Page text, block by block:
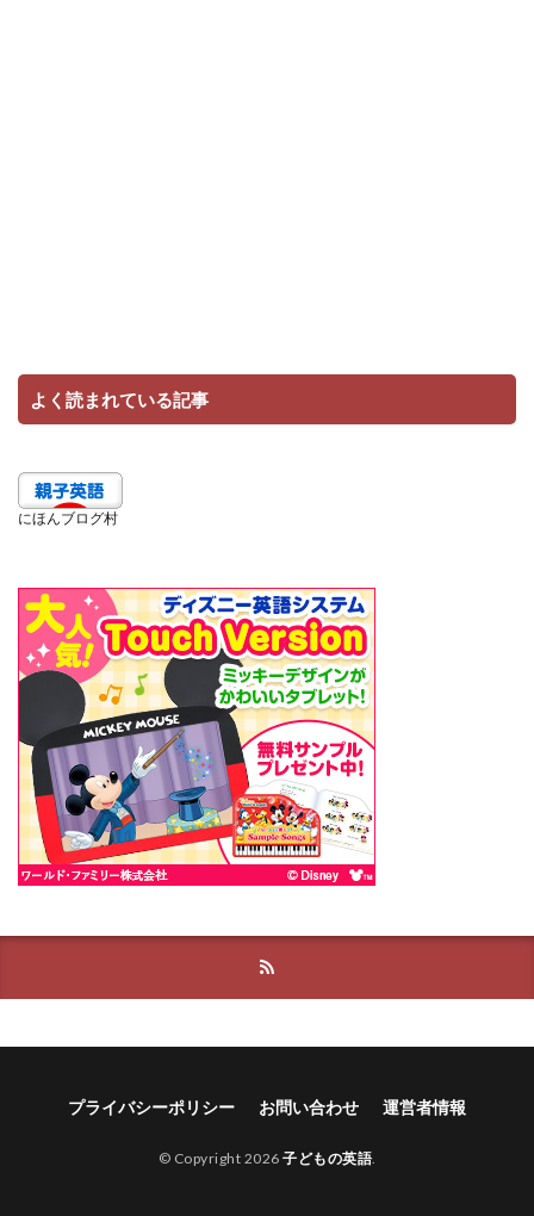
よく読まれている記事
にほんブログ村
プライバシーポリシー お問い合わせ 運営者情報
© Copyright 2026 子どもの英語.